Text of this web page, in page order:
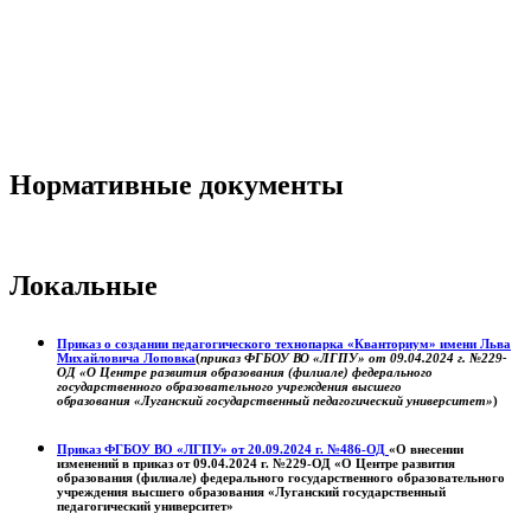
Нормативные документы
Локальные
Приказ о создании педагогического технопарка «Кванториум» имени Льва
Михайловича Лоповка(приказ ФГБОУ ВО «ЛГПУ» от 09.04.2024 г. №229-
ОД «О Центре развития образования (филиале) федерального
государственного образовательного учреждения высшего
образования «Луганский государственный педагогический университет»)
Приказ ФГБОУ ВО «ЛГПУ» от 20.09.2024 г. №486-ОД «О внесении
изменений в приказ от 09.04.2024 г. №229-ОД «О Центре развития
образования (филиале) федерального государственного образовательного
учреждения высшего образования «Луганский государственный
педагогический университет»